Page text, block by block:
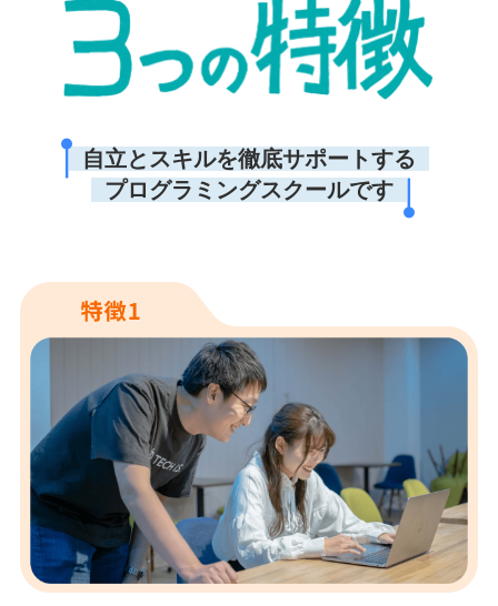
自立とスキルを徹底サポートする
プログラミングスクールです